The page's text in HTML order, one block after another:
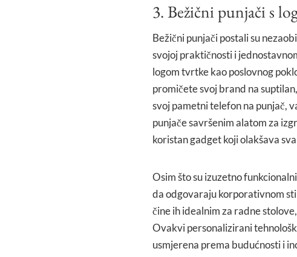
3. Bežični punjači s
Bežični punjači postali su
svojoj praktičnosti i
logom tvrtke kao poslovnog
promičete svoj brand na
svoj pametni telefon na punjač,
punjače savršenim alatom za
koristan gadget koji olakšava
Osim što su izuzetno
da odgovaraju korporativnom
čine ih idealnim za radne
Ovakvi personalizirani
usmjerena prema budućnosti i